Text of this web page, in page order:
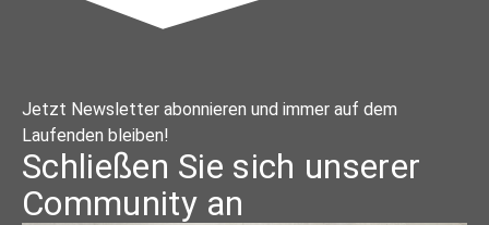
Jetzt Newsletter abonnieren und immer auf dem
Laufenden bleiben!
Schließen Sie sich unserer
Community an